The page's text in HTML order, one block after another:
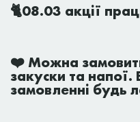
🐈08.03 акції
❤️ Можна
закуски та
замовленні будь